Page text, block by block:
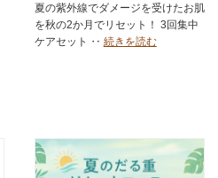
ロン｜ダーマロジカ｜お得
なメニュー｜フェイシャル
夏の紫外線でダメージを受けたお肌
を秋の2か月でリセット！ 3回集中
ケアセット ‥ 続きを読む